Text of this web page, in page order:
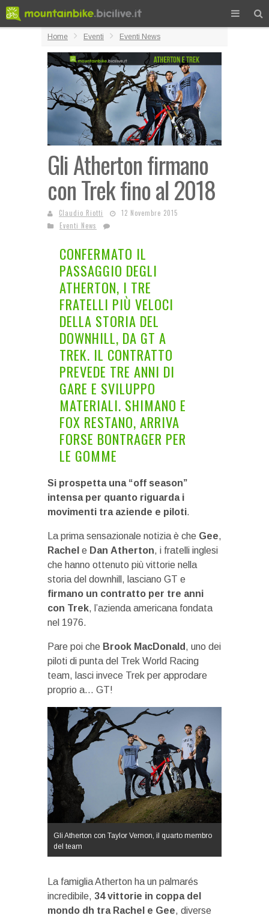
Home Eventi Eventi News
Gli Atherton firmano
con Trek fino al 2018
Claudio Riotti
12 Novembre 2015
Eventi News
CONFERMATO IL
PASSAGGIO DEGLI
ATHERTON, I TRE
FRATELLI PIÙ VELOCI
DELLA STORIA DEL
DOWNHILL, DA GT A
TREK. IL CONTRATTO
PREVEDE TRE ANNI DI
GARE E SVILUPPO
MATERIALI. SHIMANO E
FOX RESTANO, ARRIVA
FORSE BONTRAGER PER
LE GOMME
Si prospetta una “off season”
intensa per quanto riguarda i
movimenti tra aziende e piloti.
La prima sensazionale notizia è che Gee,
Rachel e Dan Atherton, i fratelli inglesi
che hanno ottenuto più vittorie nella
storia del downhill, lasciano GT e
firmano un contratto per tre anni
con Trek, l’azienda americana fondata
nel 1976.
Pare poi che Brook MacDonald , uno dei
piloti di punta del Trek World Racing
team, lasci invece Trek per approdare
proprio a… GT!
Gli Atherton con Taylor Vernon, il quarto membro
del team
La famiglia Atherton ha un palmarés
incredibile, 34 vittorie in coppa del
mondo dh tra Rachel e Gee, diverse